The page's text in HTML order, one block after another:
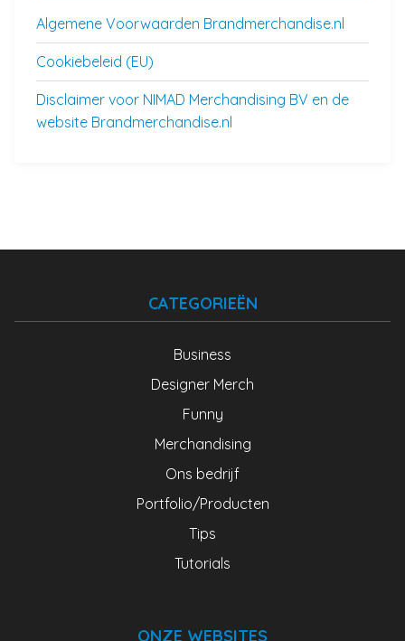
Algemene Voorwaarden Brandmerchandise.nl
Cookiebeleid (EU)
Disclaimer voor NIMAD Merchandising BV en de
website Brandmerchandise.nl
CATEGORIEËN
Business
Designer Merch
Funny
Merchandising
Ons bedrijf
Portfolio/Producten
Tips
Tutorials
ONZE WEBSITES